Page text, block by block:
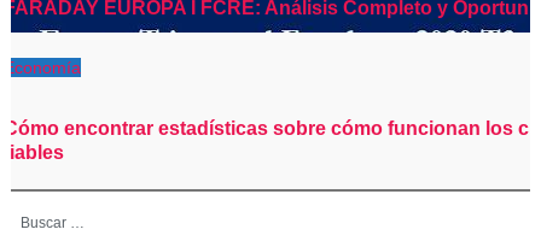
FARADAY EUROPA I FCRE: Análisis Completo y
Economía
Cómo encontrar estadísticas sobre cómo funcionan los
fiables